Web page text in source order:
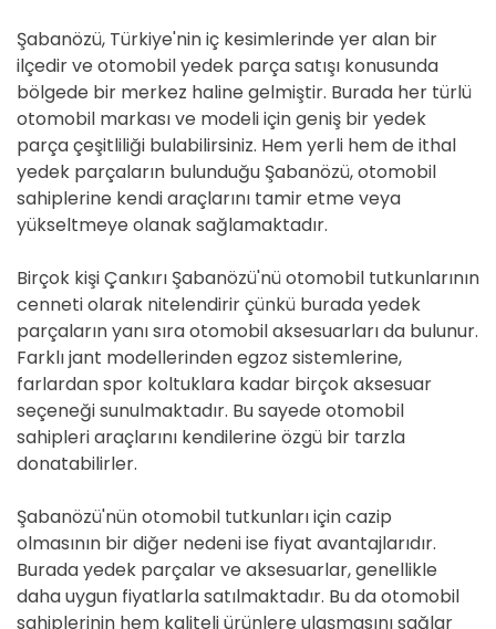
Şabanözü, Türkiye'nin iç kesimlerinde yer alan bir
ilçedir ve otomobil yedek parça satışı konusunda
bölgede bir merkez haline gelmiştir. Burada her türlü
otomobil markası ve modeli için geniş bir yedek
parça çeşitliliği bulabilirsiniz. Hem yerli hem de ithal
yedek parçaların bulunduğu Şabanözü, otomobil
sahiplerine kendi araçlarını tamir etme veya
yükseltmeye olanak sağlamaktadır.
Birçok kişi Çankırı Şabanözü'nü otomobil tutkunlarının
cenneti olarak nitelendirir çünkü burada yedek
parçaların yanı sıra otomobil aksesuarları da bulunur.
Farklı jant modellerinden egzoz sistemlerine,
farlardan spor koltuklara kadar birçok aksesuar
seçeneği sunulmaktadır. Bu sayede otomobil
sahipleri araçlarını kendilerine özgü bir tarzla
donatabilirler.
Şabanözü'nün otomobil tutkunları için cazip
olmasının bir diğer nedeni ise fiyat avantajlarıdır.
Burada yedek parçalar ve aksesuarlar, genellikle
daha uygun fiyatlarla satılmaktadır. Bu da otomobil
sahiplerinin hem kaliteli ürünlere ulaşmasını sağlar